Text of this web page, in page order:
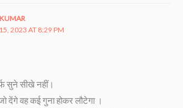
2023 AT 8:29 PM
सुने सीखे नहीं।
देंगे वह कई गुना होकर लौटेगा ।